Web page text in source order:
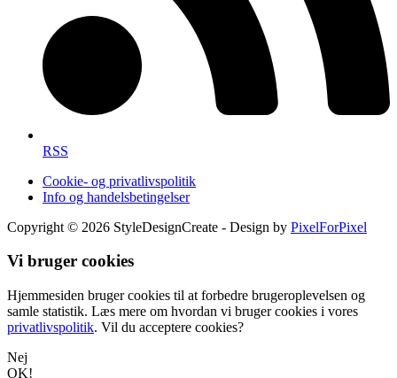
RSS
Cookie- og privatlivspolitik
Info og handelsbetingelser
Copyright © 2026 StyleDesignCreate - Design by PixelForPixel
Vi bruger cookies
Hjemmesiden bruger cookies til at forbedre brugeroplevelsen og
samle statistik. Læs mere om hvordan vi bruger cookies i vores
privatlivspolitik. Vil du acceptere cookies?
Nej
OK!